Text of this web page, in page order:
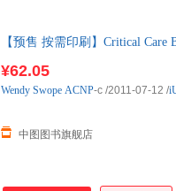
【预售 按需印刷】Critical Care
¥62.05
中图图书旗舰店
Wendy Swope ACNP-c /2011-07-12 /